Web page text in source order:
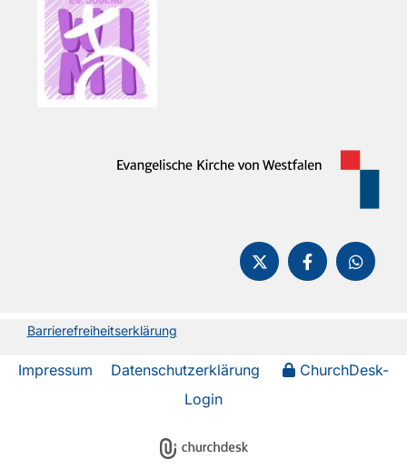
Barrierefreiheitserklärung
Impressum Datenschutzerklärung
ChurchDesk-
Login